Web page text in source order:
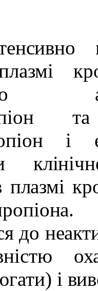
і
плазмі
до
і